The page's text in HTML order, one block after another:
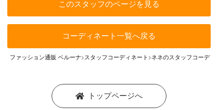
このスタッフのページを見る
コーディネート一覧へ戻る
ファッション通販 ベルーナ スタッフコーディネート ネネのスタッフコーディ
トップページへ